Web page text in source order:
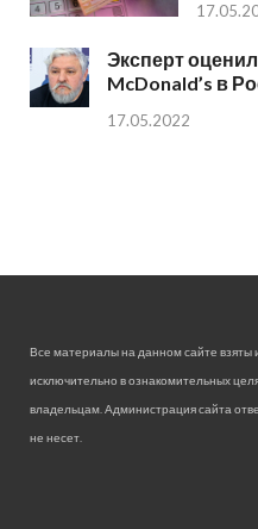
Эксперт
McDonald’s в
17.05.2022
Все материалы на данном сайте взяты
исключительно в ознакомительных
владельцам. Администрация сайта
не несет.